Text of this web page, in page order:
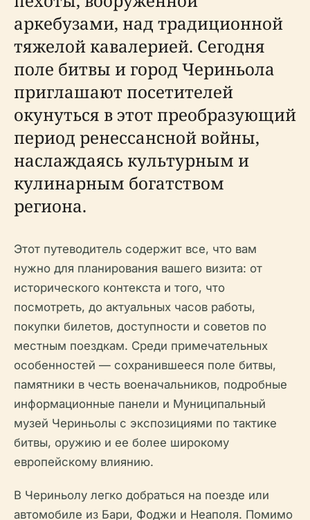
аркебузами, над традиционной
тяжелой кавалерией. Сегодня
поле битвы и город Чериньола
приглашают посетителей
окунуться в этот преобразующий
период ренессансной войны,
наслаждаясь культурным и
кулинарным богатством
региона.
Этот путеводитель содержит все, что вам
нужно для планирования вашего визита: от
исторического контекста и того, что
посмотреть, до актуальных часов работы,
покупки билетов, доступности и советов по
местным поездкам. Среди примечательных
особенностей — сохранившееся поле битвы,
памятники в честь военачальников, подробные
информационные панели и Муниципальный
музей Чериньолы с экспозициями по тактике
битвы, оружию и ее более широкому
европейскому влиянию.
В Чериньолу легко добраться на поезде или
автомобиле из Бари, Фоджи и Неаполя. Помимо